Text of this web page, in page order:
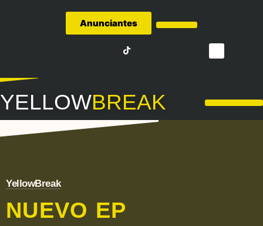
Anunciantes
YELLOWBREAK
YellowBreak
NUEVO EP